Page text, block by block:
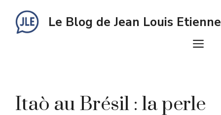
contenu
Le Blog de Jean Louis Etienne
Itaò au Brésil : la perle